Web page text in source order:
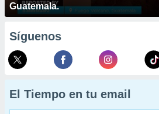
Guatemala.
Síguenos
El Tiempo en tu email